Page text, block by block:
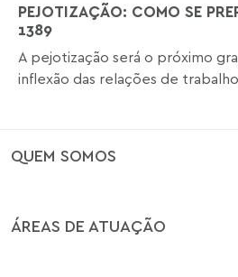
PEJOTIZAÇÃO: COMO SE
1389
A pejotização será o próximo
inflexão das relações de
QUEM SOMOS
ÁREAS DE ATUAÇÃO